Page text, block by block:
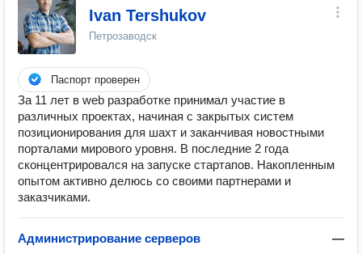
Ivan Tershukov
Петрозаводск
Паспорт проверен
За 11 лет в web разработке принимал участие в
различных проектах, начиная с закрытых систем
позиционирования для шахт и заканчивая новостными
порталами мирового уровня. В последние 2 года
сконцентрировался на запуске стартапов. Накопленным
опытом активно делюсь со своими партнерами и
заказчиками.
Администрирование серверов —